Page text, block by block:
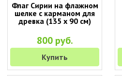
Флаг Сирии на флажном
шелке с карманом для
древка (135 х 90 см)
800 руб.
Купить